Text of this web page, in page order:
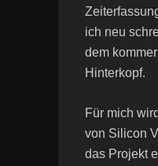
ich neu
dem
Hinterkopf.
Für mich
von Silicon
das Projekt